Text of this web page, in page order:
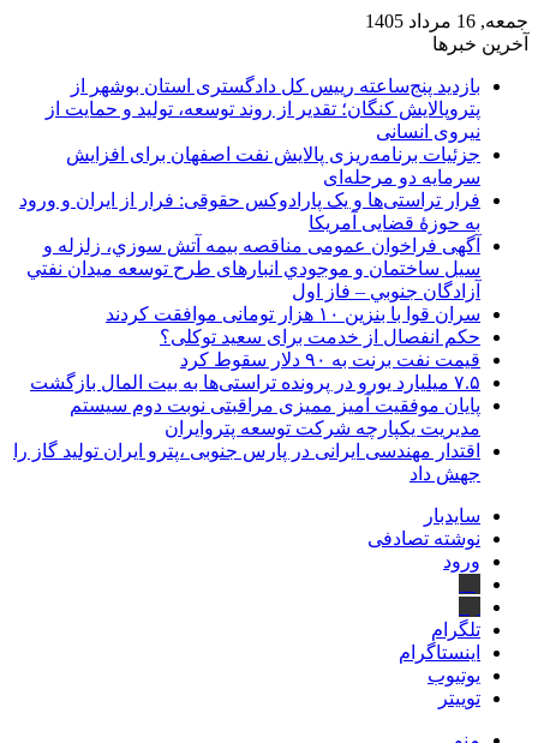
جمعه, 16 مرداد 1405
آخرین خبرها
بازدید پنج‌ساعته رییس کل دادگستری استان بوشهر از
پتروپالایش کنگان؛ تقدیر از روند توسعه، تولید و حمایت از
نیروی انسانی
جزئیات برنامه‌ریزی پالایش نفت اصفهان برای افزایش
سرمایه دو مرحله‌ای
فرار تراستی‌ها و یک پارادوکس حقوقی: فرار از ایران و ورود
به حوزۀ قضایی آمریکا
آگهی فراخوان عمومی مناقصه بيمه آتش سوزي، زلزله و
سیل ساختمان و موجودي انبارهای طرح توسعه ميدان نفتي
آزادگان جنوبي – فاز اول
سران قوا با بنزین ۱۰ هزار تومانی موافقت کردند
حکم انفصال از خدمت برای سعید توکلی؟
قیمت نفت برنت به ۹۰ دلار سقوط کرد
۷.۵ میلیارد یورو در پرونده تراستی‌ها به بیت المال بازگشت
پایان موفقیت آمیز ممیزی مراقبتی نوبت دوم سیستم
مدیریت یکپارچه شرکت توسعه پتروایران
اقتدار مهندسی ایرانی در پارس جنوبی ،پترو ایران تولید گاز را
جهش داد
سایدبار
نوشته تصادفی
ورود
تلگرام
اینستاگرام
یوتیوب
توییتر